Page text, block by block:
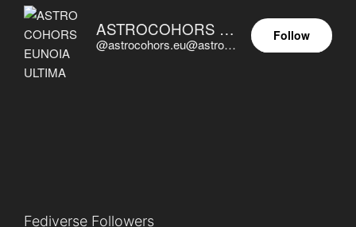
ASTROCOHORS EUNOIA ULTIMA
@astrocohors.eu@astrocohors.eu
Follow
Fediverse Followers